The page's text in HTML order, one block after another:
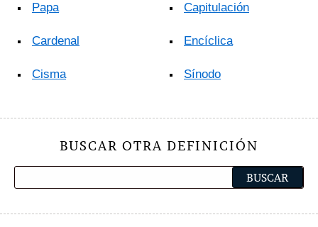
Papa
Cardenal
Cisma
Capitulación
Encíclica
Sínodo
BUSCAR OTRA DEFINICIÓN